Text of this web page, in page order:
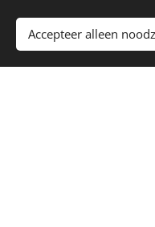
overnachting? Dan
perfecte keuze voor
Accepteer alleen